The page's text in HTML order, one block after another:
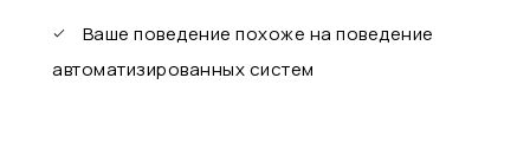
Ваше поведение похоже на поведение
автоматизированных систем